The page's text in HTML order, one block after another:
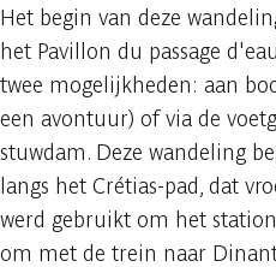
Het begin van deze
het Pavillon du passage
twee mogelijkheden: aan
een avontuur) of via de
stuwdam. Deze wandeling
langs het Crétias-pad, dat
werd gebruikt om het
om met de trein naar Dinant